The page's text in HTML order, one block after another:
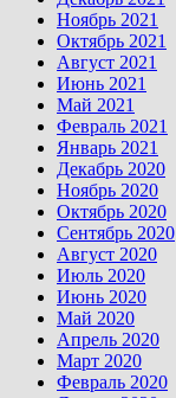
Ноябрь 2021
Октябрь 2021
Август 2021
Июнь 2021
Май 2021
Февраль 2021
Январь 2021
Декабрь 2020
Ноябрь 2020
Октябрь 2020
Сентябрь 2020
Август 2020
Июль 2020
Июнь 2020
Май 2020
Апрель 2020
Март 2020
Февраль 2020